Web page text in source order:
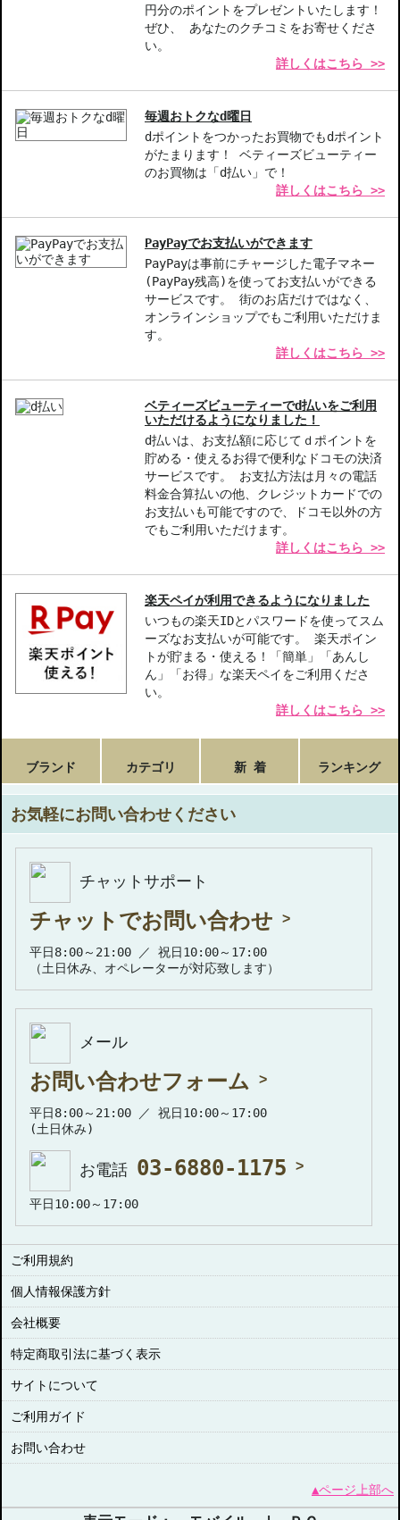
【こんな方へおすすめ】
メイクの仕上がりをワンランクアップさせたい方
商品番号：10611366
JAN/UPC：3365440007017
中文的商品説明在這裡（中国語の商品説明）
Product description in English is here（英語説明）
円分のポイントをプレゼントいたします！
ぜひ、 あなたのクチコミをお寄せくださ
い。
詳しくはこちら >>
毎週おトクなd曜日
dポイントをつかったお買物でもdポイント
がたまります！ ベティーズビューティー
のお買物は「d払い」で！
詳しくはこちら >>
PayPayでお支払いができます
PayPayは事前にチャージした電子マネー
(PayPay残高)を使ってお支払いができる
サービスです。 街のお店だけではなく、
オンラインショップでもご利用いただけま
す。
詳しくはこちら >>
ベティーズビューティーでd払いをご利用
いただけるようになりました！
d払いは、お支払額に応じてｄポイントを
貯める・使えるお得で便利なドコモの決済
サービスです。 お支払方法は月々の電話
料金合算払いの他、クレジットカードでの
お支払いも可能ですので、ドコモ以外の方
でもご利用いただけます。
詳しくはこちら >>
楽天ペイが利用できるようになりました
いつもの楽天IDとパスワードを使ってスム
ーズなお支払いが可能です。 楽天ポイン
トが貯まる・使える！「簡単」「あんし
ん」「お得」な楽天ペイをご利用くださ
い。
詳しくはこちら >>
ブランド カテゴリ 新 着 ランキング
お気軽にお問い合わせください
チャットサポート
チャットでお問い合わせ
平日8:00～21:00 ／ 祝日10:00～17:00
（土日休み、オペレーターが対応致します）
メール
お問い合わせフォーム
平日8:00～21:00 ／ 祝日10:00～17:00
(土日休み)
お電話 03-6880-1175
平日10:00～17:00
ご利用規約
個人情報保護方針
会社概要
特定商取引法に基づく表示
サイトについて
ご利用ガイド
お問い合わせ
▲ページ上部へ